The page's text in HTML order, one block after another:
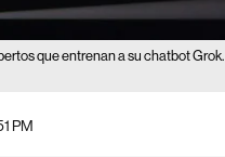
que entrenan a su chatbot Grok.
PM